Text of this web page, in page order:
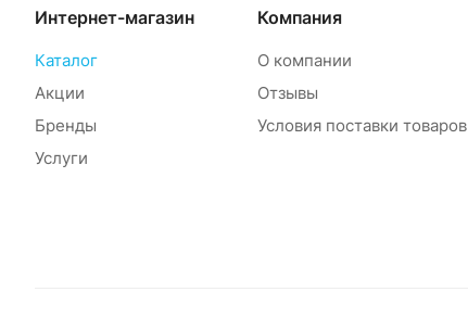
Интернет-магазин
Каталог
Акции
Бренды
Услуги
Компания
О компании
Отзывы
Условия поставки товаров